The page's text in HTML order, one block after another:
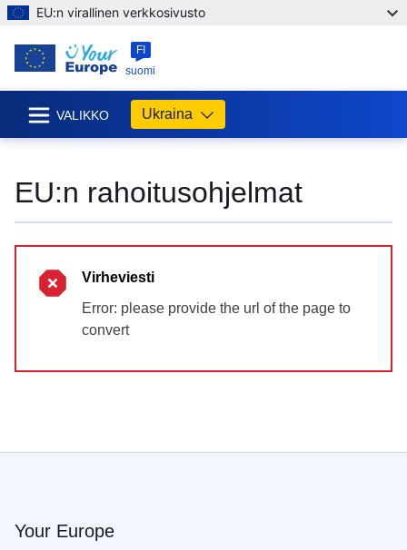
EU:n virallinen verkkosivusto
FI
suomi
VALIKKO Ukraina
EU:n rahoitusohjelmat
Virheviesti
Error: please provide the url of the page to
convert
Your Europe